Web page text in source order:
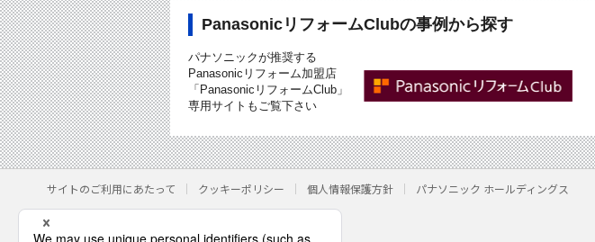
PanasonicリフォームClubの事例から探す
パナソニックが推奨する
Panasonicリフォーム加盟店
「PanasonicリフォームClub」
専用サイトもご覧下さい
サイトのご利用にあたって クッキーポリシー 個人情報保護方針 パナソニック ホールディングス
パナソニック株式会社
© Panasonic Corporation